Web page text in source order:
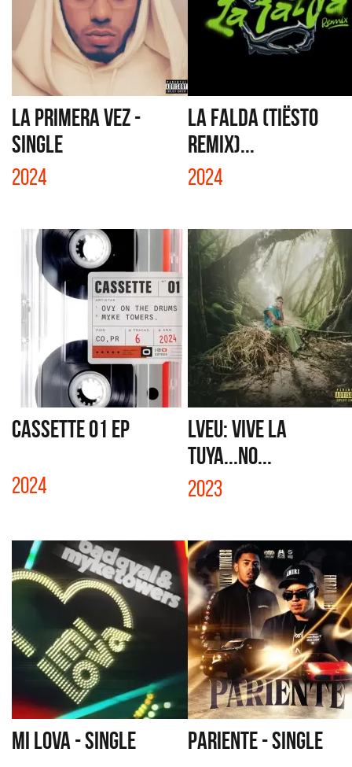
LA PRIMERA VEZ -
SINGLE
2024
LA FALDA (TIËSTO
REMIX)...
2024
CASSETTE 01 EP
2024
LVEU: VIVE LA
TUYA...NO...
2023
MI LOVA - SINGLE PARIENTE - SINGLE